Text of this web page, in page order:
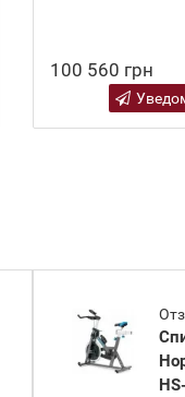
100 560 грн